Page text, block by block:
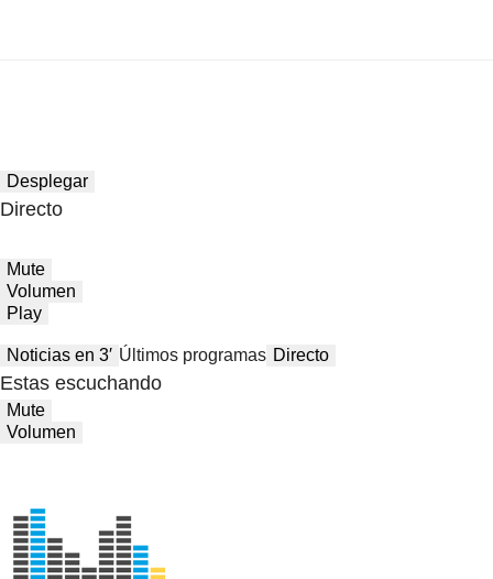
Desplegar
Directo
Mute
Volumen
Play
Noticias en 3′ Últimos programas Directo
Estas escuchando
Mute
Volumen